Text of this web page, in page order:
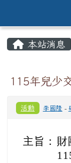
花蓮縣花
本站消息
115年兒少
活動 李國隆 -
主旨： 財